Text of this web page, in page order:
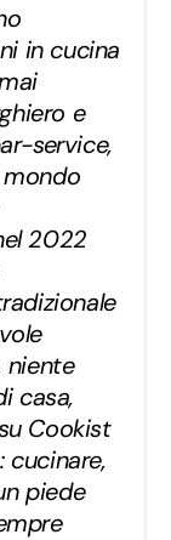
in cucina
e
service,
2022
niente
casa,
Cookist
cucinare,
piede